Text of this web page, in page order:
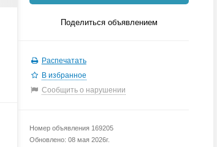
Поделиться объявлением
Распечатать
В избранное
Сообщить о нарушении
Номер объявления 169205
Обновлено: 08 мая 2026г.